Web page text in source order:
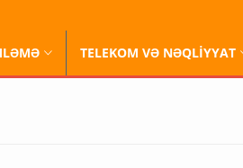
TELEKOM VƏ NƏQLİYYAT